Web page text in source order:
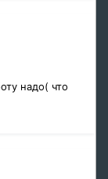
надо( что